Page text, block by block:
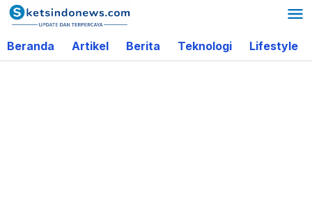
Lewati
ke
konten
Beranda Artikel Berita Teknologi Lifestyle